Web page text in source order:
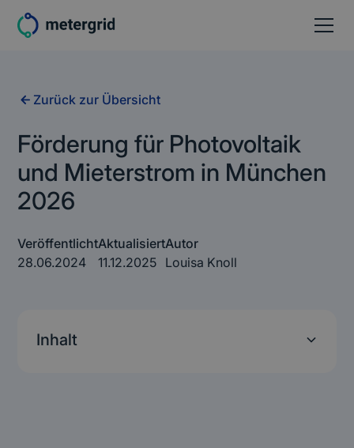
Zurück zur Übersicht
Förderung für Photovoltaik
und Mieterstrom in München
2026
Veröffentlicht
28.06.2024
Aktualisiert
11.12.2025
Autor
Louisa Knoll
Inhalt